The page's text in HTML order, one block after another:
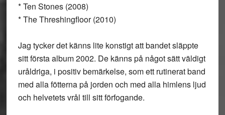
* Ten Stones (2008)
* The Threshingfloor (2010)
Jag tycker det känns lite konstigt att bandet släppte
sitt första album 2002. De känns på något sätt väldigt
uråldriga, i positiv bemärkelse, som ett rutinerat band
med alla fötterna på jorden och med alla himlens ljud
och helvetets vrål till sitt förfogande.